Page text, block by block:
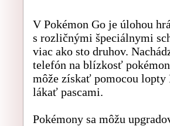
V Pokémon Go je úlohou
s rozličnými špeciálnymi
viac ako sto druhov.
telefón na blízkosť
môže získať pomocou lopty
lákať pascami.
Pokémony sa môžu